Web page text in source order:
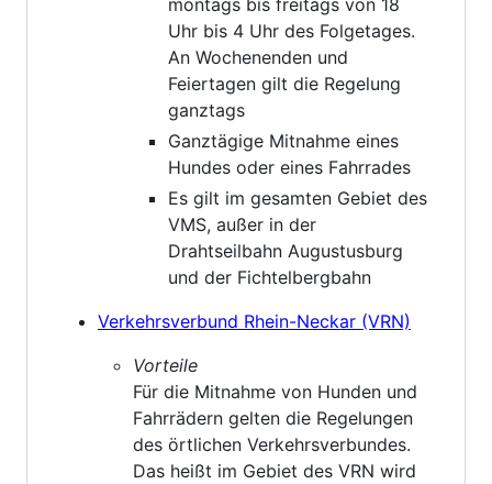
Uhr bis 4 Uhr des Folgetages.
An Wochenenden und
Feiertagen gilt die Regelung
ganztags
Ganztägige Mitnahme eines
Hundes oder eines Fahrrades
Es gilt im gesamten Gebiet des
VMS, außer in der
Drahtseilbahn Augustusburg
und der Fichtelbergbahn
Verkehrsverbund Rhein-Neckar (VRN)
Vorteile
Für die Mitnahme von Hunden und
Fahrrädern gelten die Regelungen
des örtlichen Verkehrsverbundes.
Das heißt im Gebiet des VRN wird